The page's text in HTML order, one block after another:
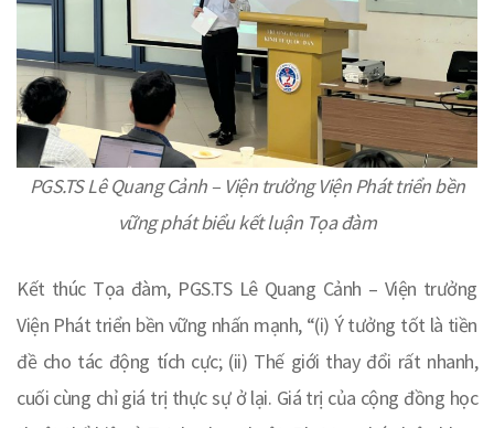
PGS.TS Lê Quang Cảnh – Viện trưởng Viện Phát triển bền
vững phát biểu kết luận Tọa đàm
Kết thúc Tọa đàm, PGS.TS Lê Quang Cảnh – Viện trưởng
Viện Phát triển bền vững nhấn mạnh, “(i) Ý tưởng tốt là tiền
đề cho tác động tích cực; (ii) Thế giới thay đổi rất nhanh,
cuối cùng chỉ giá trị thực sự ở lại. Giá trị của cộng đồng học